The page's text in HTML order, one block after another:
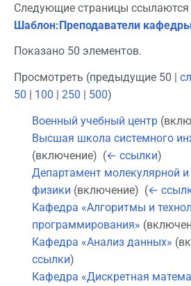
Следующие страницы ссылаются
Шаблон:Преподаватели
Показано 50 элементов.
Просмотреть (предыдущие 50 |
50 | 100 | 250 | 500)
Военный учебный центр
Высшая школа системного
(включение) ‎ (← ссылки)
Департамент молекулярной и
физики (включение) ‎ (←
Кафедра «Алгоритмы и
программирования»
Кафедра «Анализ данных»
ссылки)
Кафедра «Дискретная